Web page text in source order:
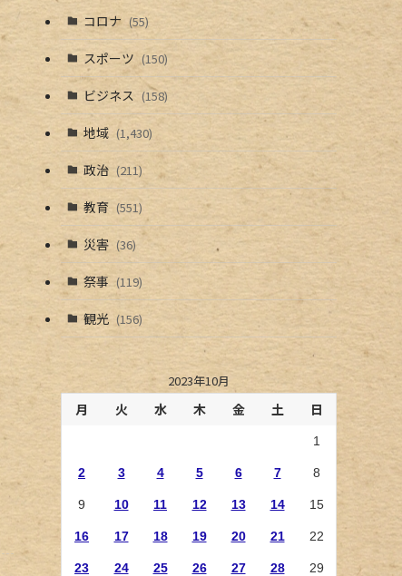
コロナ (55)
スポーツ (150)
ビジネス (158)
地域 (1,430)
政治 (211)
教育 (551)
災害 (36)
祭事 (119)
観光 (156)
2023年10月
月 火 水 木 金 土 日
1
2 3 4 5 6 7 8
9 10 11 12 13 14 15
16 17 18 19 20 21 22
23 24 25 26 27 28 29